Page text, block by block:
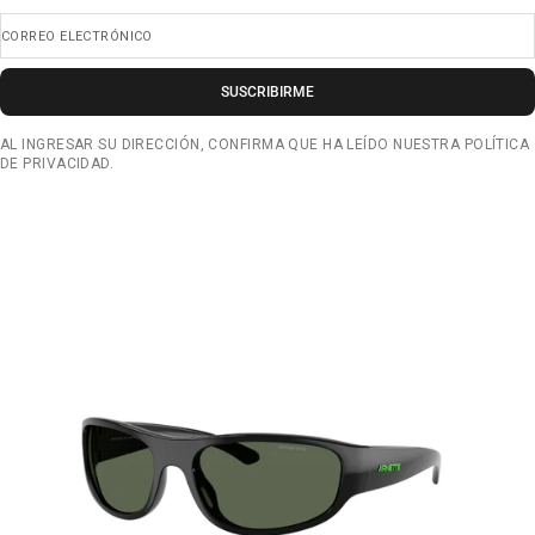
CORREO ELECTRÓNICO
SUSCRIBIRME
AL INGRESAR SU DIRECCIÓN, CONFIRMA QUE HA LEÍDO NUESTRA POLÍTICA
DE PRIVACIDAD.